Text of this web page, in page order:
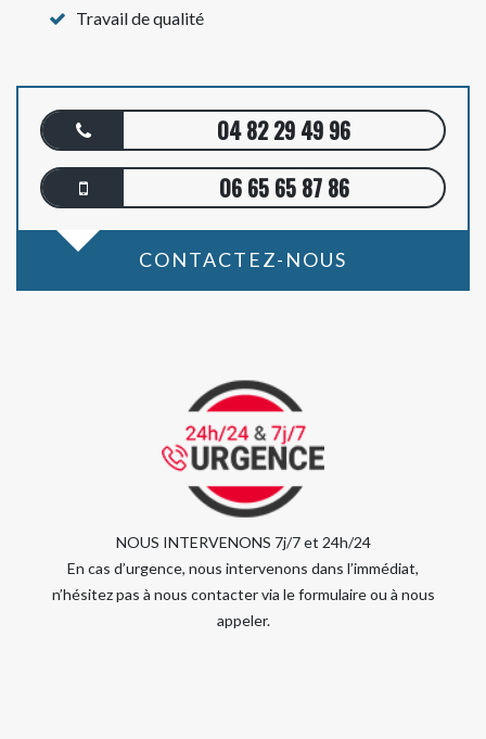
Travail de qualité
04 82 29 49 96
06 65 65 87 86
CONTACTEZ-NOUS
NOUS INTERVENONS 7j/7 et 24h/24
En cas d’urgence, nous intervenons dans l’immédiat,
n’hésitez pas à nous contacter via le formulaire ou à nous
appeler.